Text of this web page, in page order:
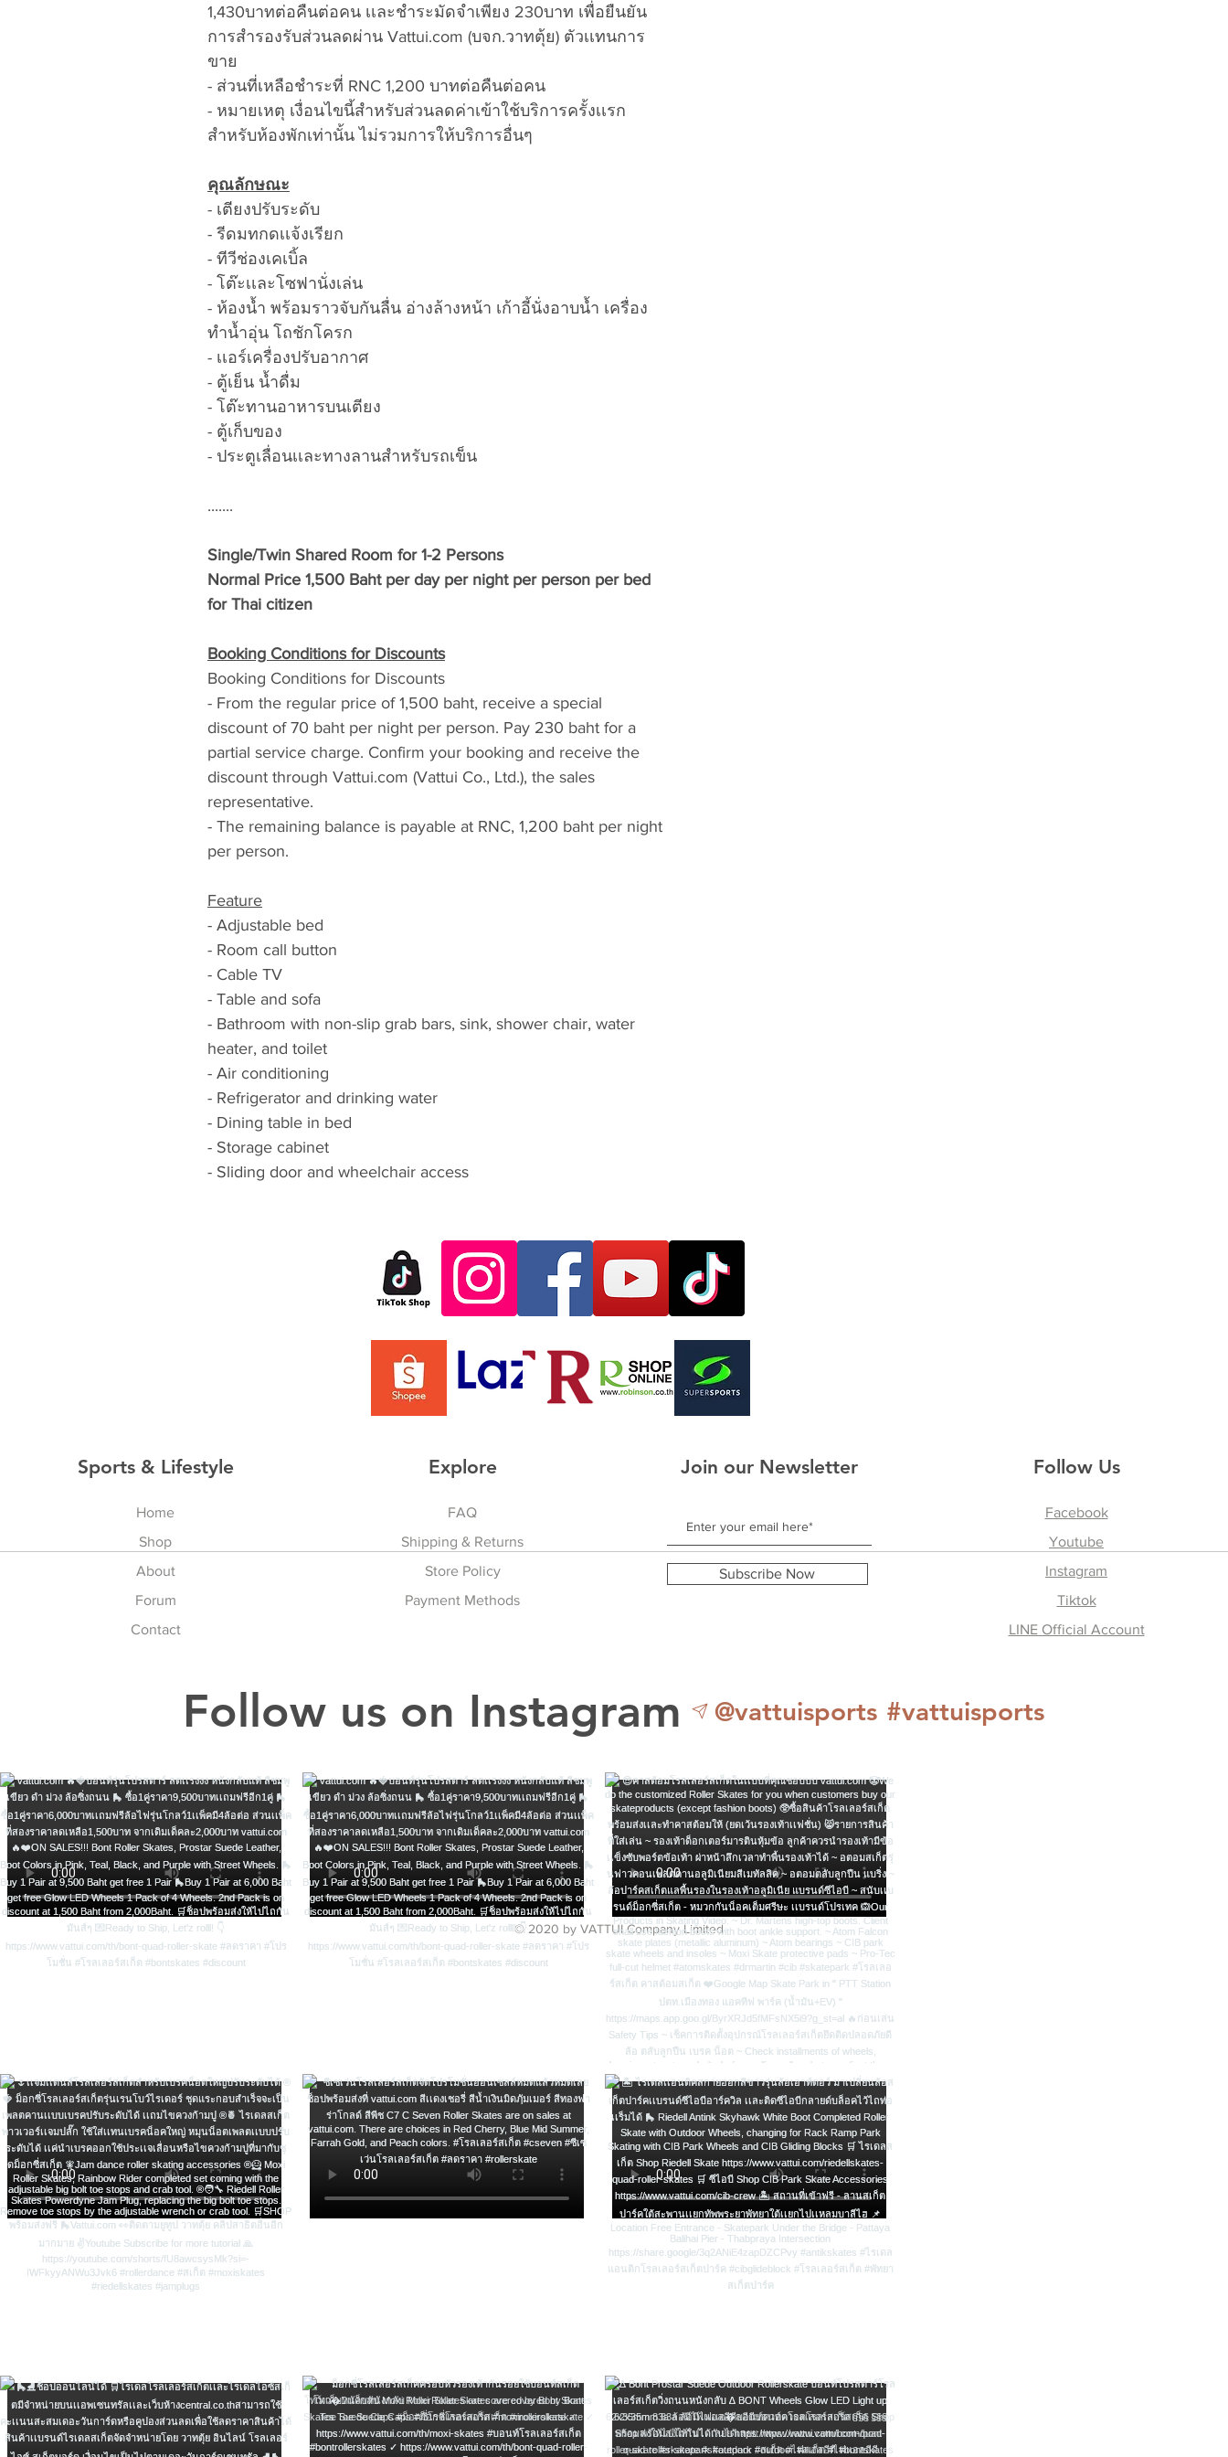
1,430บาทต่อคืนต่อคน เเละชำระมัดจำเพียง 230บาท เพื่อยืนยัน
การสำรองรับส่วนลดผ่าน Vattui.com (บจก.วาทตุ้ย) ตัวเเทนการ
ขาย
- ส่วนที่เหลือชำระที่ RNC 1,200 บาทต่อคืนต่อคน
- หมายเหตุ เงื่อนไขนี้สำหรับส่วนลดค่าเข้าใช้บริการครั้งเเรก
สำหรับห้องพักเท่านั้น ไม่รวมการให้บริการอื่นๆ
คุณลักษณะ
- เตียงปรับระดับ
- รีดมทกดเเจ้งเรียก
- ทีวีช่องเคเบิ้ล
- โต๊ะเเละโซฟานั่งเล่น
- ห้องน้ำ พร้อมราวจับกันลื่น อ่างล้างหน้า เก้าอี้นั่งอาบน้ำ เครื่อง
ทำน้ำอุ่น โถชักโครก
- เเอร์เครื่องปรับอากาศ
- ตู้เย็น น้ำดื่ม
- โต๊ะทานอาหารบนเตียง
- ตู้เก็บของ
- ประตูเลื่อนเเละทางลานสำหรับรถเข็น
.......
Single/Twin Shared Room for 1-2 Persons
Normal Price 1,500 Baht per day per night per person per bed
for Thai citizen
Booking Conditions for Discounts
Booking Conditions for Discounts
- From the regular price of 1,500 baht, receive a special
discount of 70 baht per night per person. Pay 230 baht for a
partial service charge. Confirm your booking and receive the
discount through Vattui.com (Vattui Co., Ltd.), the sales
representative.
- The remaining balance is payable at RNC, 1,200 baht per night
per person.
Feature
- Adjustable bed
- Room call button
- Cable TV
- Table and sofa
- Bathroom with non-slip grab bars, sink, shower chair, water
heater, and toilet
- Air conditioning
- Refrigerator and drinking water
- Dining table in bed
- Storage cabinet
- Sliding door and wheelchair access
Sports & Lifestyle
Home
Shop
About
Forum
Contact
Explore
FAQ
Shipping & Returns
Store Policy
Payment Methods
Join our Newsletter
Subscribe Now
Follow Us
Facebook
Youtube
Instagram
Tiktok
LINE Official Account
© 2020 by VATTUI Company Limited
Follow us on Instagram #vattuisports
@vattuisports